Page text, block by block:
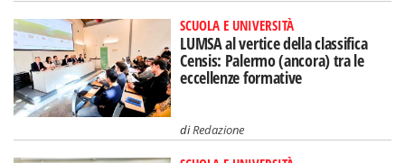
SCUOLA E UNIVERSITÀ
LUMSA al vertice della classifica
Censis: Palermo (ancora) tra le
eccellenze formative
diRedazione